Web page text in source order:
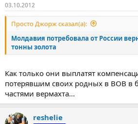
03.10.2012
Просто Джорж сказал(а):
Молдавия потребовала от России
тонны золота
Как только они выплатят
потерявшим своих родных в ВОВ в
частями вермахта...
reshelie